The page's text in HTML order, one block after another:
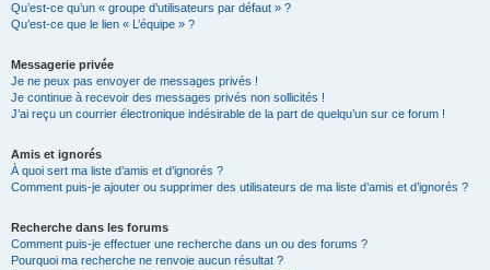
Qu’est-ce qu’un « groupe d’utilisateurs par défaut » ?
Qu’est-ce que le lien « L’équipe » ?
Messagerie privée
Je ne peux pas envoyer de messages privés !
Je continue à recevoir des messages privés non sollicités !
J’ai reçu un courrier électronique indésirable de la part de quelqu’un sur ce forum !
Amis et ignorés
À quoi sert ma liste d’amis et d’ignorés ?
Comment puis-je ajouter ou supprimer des utilisateurs de ma liste d’amis et d’ignorés ?
Recherche dans les forums
Comment puis-je effectuer une recherche dans un ou des forums ?
Pourquoi ma recherche ne renvoie aucun résultat ?